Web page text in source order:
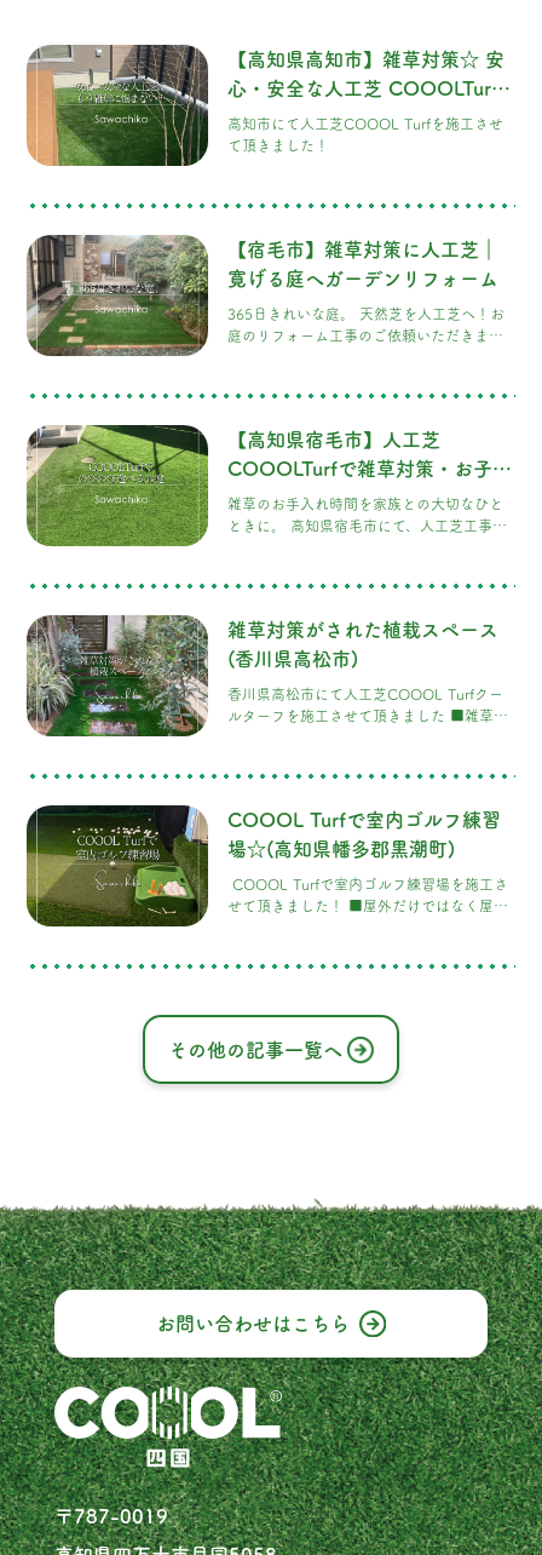
【高知県高知市】雑草対策☆ 安
心・安全な人工芝 COOOLTurf
でもう雑草に悩まされない！
高知市にて人工芝COOOL Turfを施工させ
て頂きました！
【宿毛市】雑草対策に人工芝｜
寛げる庭へガーデンリフォーム
365日きれいな庭。 天然芝を人工芝へ！お
庭のリフォーム工事のご依頼いただきまし
る毎日から、ゆったり過ごす時間へ。 お庭
よって芝が枯
【高知県宿毛市】人工芝
COOOLTurfで雑草対策・お子様
も安心の安全のお庭
雑草のお手入れ時間を家族との大切なひと
ときに。 高知県宿毛市にて、人工芝工事の
フ）」を施工 赤い滑り台に、軒から下がる
庭。お子様が安心して思いきり遊べるお庭
づくりのため、庭全面に人工芝
COOOLTurfは、夏でも表面温度が上がりに
くい遮熱性の高い人工芝です。さらに、
雑草対策がされた植栽スペース
(香川県高松市)
香川県高松市にて人工芝COOOL Turfクー
ルターフを施工させて頂きました ■雑草対
川県のお施主さまから施工のご依頼を頂き
わない・静電気がない！など色々な特徴を
もつCOOOL Turfクールターフ
COOOL Turfで室内ゴルフ練習
場☆(高知県幡多郡黒潮町)
COOOL Turfで室内ゴルフ練習場を施工さ
せて頂きました！ ■屋外だけではなく屋内
せて頂きました！
その他の記事一覧へ
お問い合わせは こちら
〒787-0019